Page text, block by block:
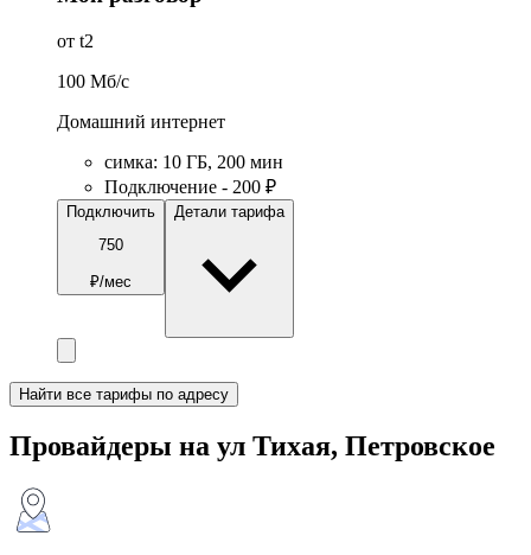
от t2
100 Мб/c
Домашний интернет
симка: 10 ГБ, 200 мин
Подключение - 200 ₽
Подключить
750
₽/мес
Детали тарифа
Найти все тарифы по адресу
Провайдеры на ул Тихая, Петровское